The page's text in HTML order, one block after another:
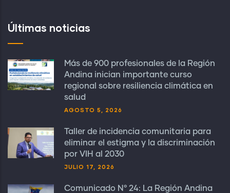
Últimas noticias
Más de 900 profesionales de la Región
Andina inician importante curso
regional sobre resiliencia climática en
salud
AGOSTO 5, 2026
Taller de incidencia comunitaria para
eliminar el estigma y la discriminación
por VIH al 2030
JULIO 17, 2026
Comunicado N° 24: La Región Andina